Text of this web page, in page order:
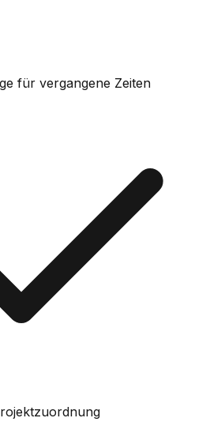
für vergangene Zeiten